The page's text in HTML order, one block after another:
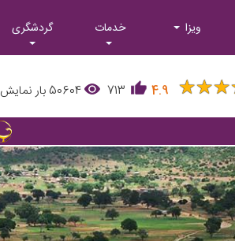
ویزا خدمات گردشگری
★★★
★★★
4.9
713
50604بار نمایش
Next